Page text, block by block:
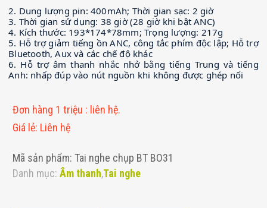
2. Dung lượng pin: 400mAh; Thời gian sạc: 2 giờ
3. Thời gian sử dụng: 38 giờ (28 giờ khi bật ANC)
4. Kích thước: 193*174*78mm; Trọng lượng: 217g
5. Hỗ trợ giảm tiếng ồn ANC, công tắc phím độc lập; Hỗ trợ
Bluetooth, Aux và các chế độ khác
6. Hỗ trợ âm thanh nhắc nhở bằng tiếng Trung và tiếng
Anh: nhấp đúp vào nút nguồn khi không được ghép nối
Đơn hàng 1 triệu : liên hệ.
Giá lẻ: Liên hệ
Mã sản phẩm: Tai nghe chụp BT BO31
Danh mục:Âm thanh,Tai nghe